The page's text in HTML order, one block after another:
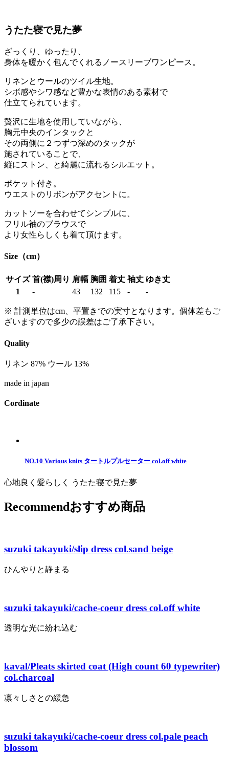
うたた寝で見た夢
ざっくり、ゆったり、
身体を暖かく包んでくれるノースリーブワンピース。
リネンとウールのツイル生地。
シボ感やシワ感など豊かな表情のある素材で
仕立てられています。
贅沢に生地を使用していながら、
胸元中央のインタックと
その両側に２つずつ深めのタックが
施されていることで、
縦にストン、と綺麗に流れるシルエット。
ポケット付き。
ウエストのリボンがアクセントに。
カットソーを合わせてシンプルに、
フリル袖のブラウスで
より女性らしくも着て頂けます。
Size（cm）
サイズ 首(襟)周り 肩幅 胸囲 着丈 袖丈 ゆき丈
1
- 43 132 115 - -
※ 計測単位はcm、平置きでの実寸となります。個体差もご
ざいますので多少の誤差はご了承下さい。
Quality
リネン 87% ウール 13%
made in japan
Cordinate
NO.10 Various knits タートルプルセーター col.off white
心地良く愛らしく うたた寝で見た夢
Recommendおすすめ商品
suzuki takayuki/slip dress col.sand beige
ひんやりと静まる
suzuki takayuki/cache-coeur dress col.off white
透明な光に紛れ込む
kaval/Pleats skirted coat (High count 60 typewriter)
col.charcoal
凛々しさとの緩急
suzuki takayuki/cache-coeur dress col.pale peach
blossom